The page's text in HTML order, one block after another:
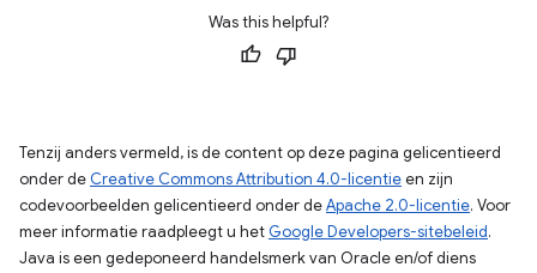
Was this helpful?
Tenzij anders vermeld, is de content op deze pagina gelicentieerd
onder de Creative Commons Attribution 4.0-licentieen zijn
codevoorbeelden gelicentieerd onder deApache 2.0-licentie. Voor
meer informatie raadpleegt u het Google Developers-sitebeleid.
Java is een gedeponeerd handelsmerk van Oracle en/of diens